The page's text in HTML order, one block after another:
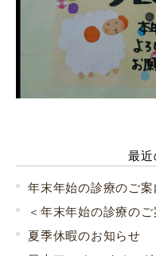
最近
年末年始の診療のご案
＜年末年始の診療のご
夏季休暇のお知らせ